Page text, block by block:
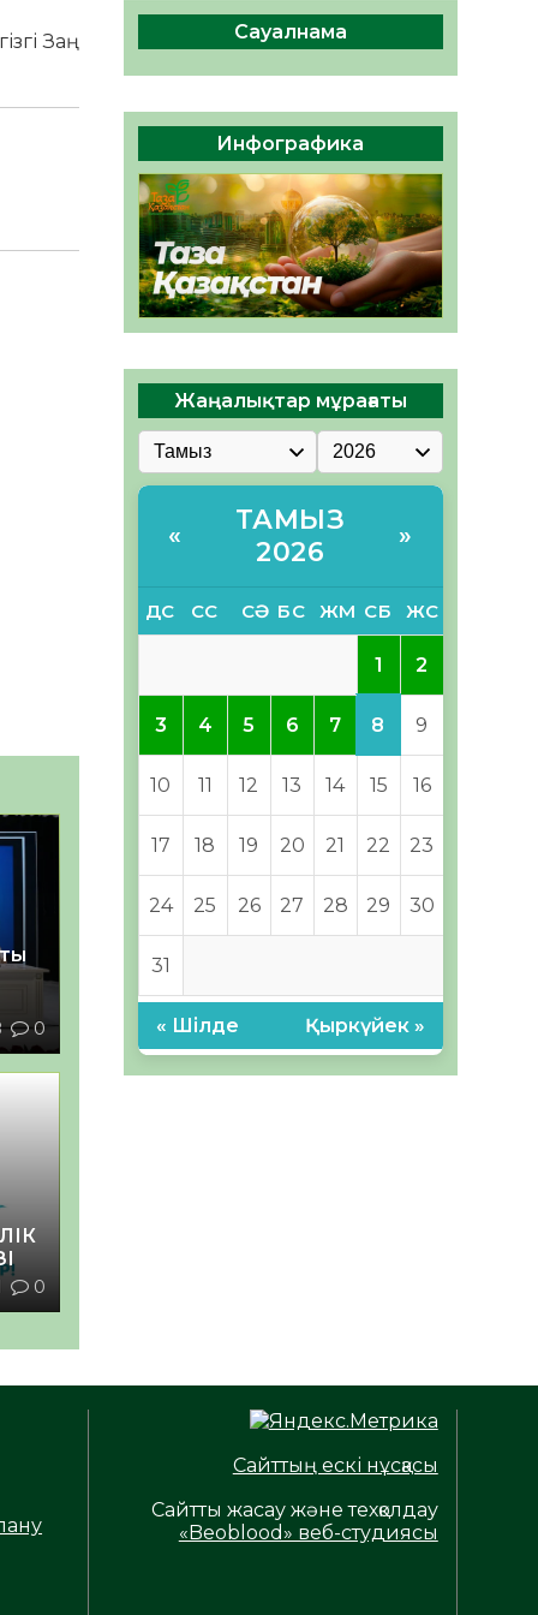
Заң
0
0
Руслан Рүстемұлы облыс
әкімінің кеңесшісі болып
тағайындалды
05.08.2026
42 0
Сауалнама
Инфографика
Жаңалықтар мұрағаты
«
ТАМЫЗ
2026
»
ДС СС СӘ БС ЖМ СБ ЖС
1 2
3 4 5 6 7 8 9
10 11 12 13 14 15 16
17 18 19 20 21 22 23
24 25 26 27 28 29 30
31
« Шілде Қыркүйек »
Сайттың ескі нұсқасы
Сайтты жасау және техқолдау
«Beoblood» веб-студиясы